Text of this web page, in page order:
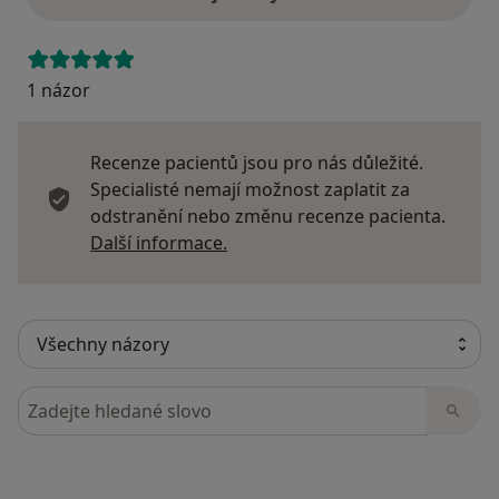
1 názor
Recenze pacientů jsou pro nás důležité.
Specialisté nemají možnost zaplatit za
odstranění nebo změnu recenze pacienta.
Další informace.
Hledejte v názorech